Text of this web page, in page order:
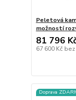
Peletová
možností
81 796
67 600 Kč bez
Doprava